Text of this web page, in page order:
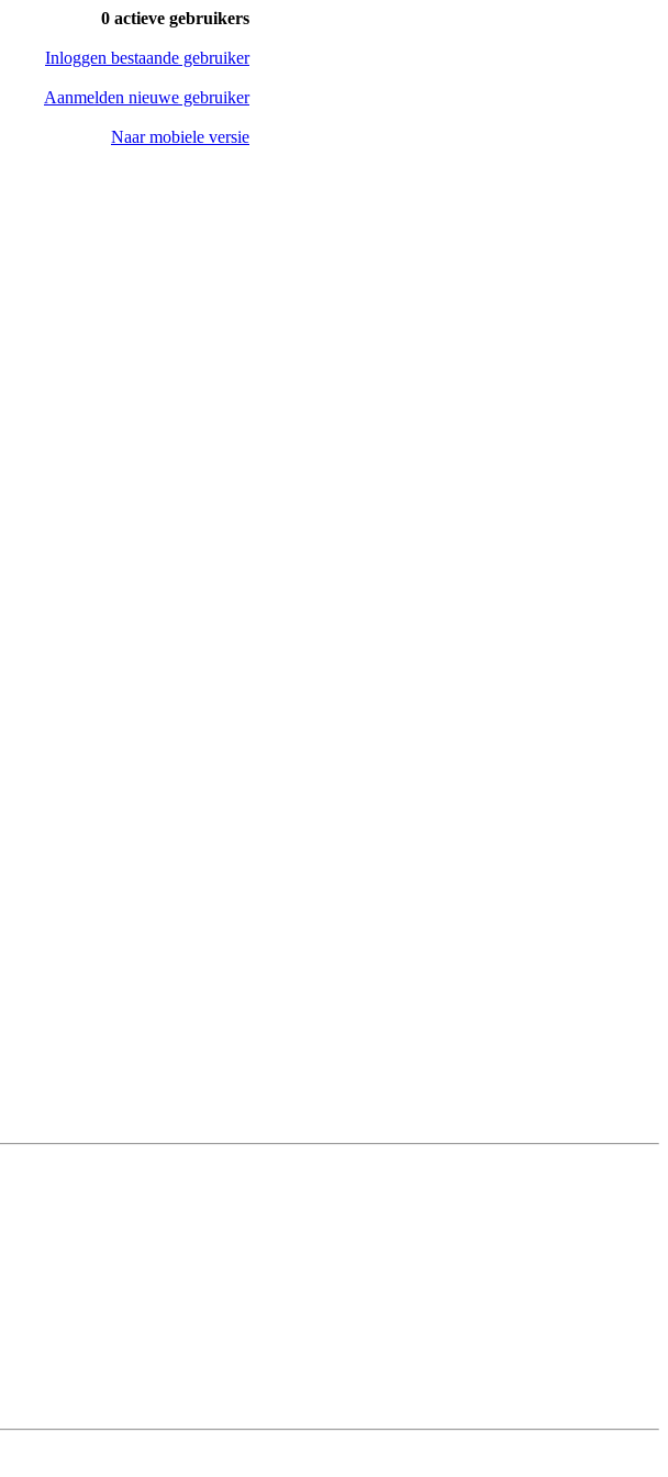
0 actieve gebruikers
Inloggen bestaande gebruiker
Aanmelden nieuwe gebruiker
Naar mobiele versie